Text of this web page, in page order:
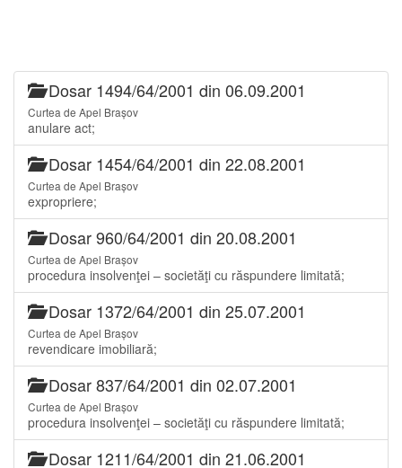
Dosar 1494/64/2001 din 06.09.2001
Curtea de Apel Brașov
anulare act;
Dosar 1454/64/2001 din 22.08.2001
Curtea de Apel Brașov
expropriere;
Dosar 960/64/2001 din 20.08.2001
Curtea de Apel Brașov
procedura insolvenţei – societăţi cu răspundere limitată;
Dosar 1372/64/2001 din 25.07.2001
Curtea de Apel Brașov
revendicare imobiliară;
Dosar 837/64/2001 din 02.07.2001
Curtea de Apel Brașov
procedura insolvenţei – societăţi cu răspundere limitată;
Dosar 1211/64/2001 din 21.06.2001